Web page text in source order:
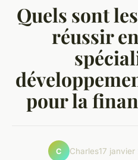
Quels sont
réussir
pour la
C Charles17 janvier